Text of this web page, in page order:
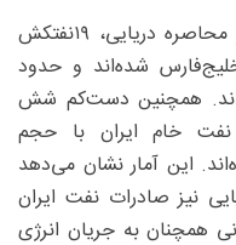
براساس گزارش ورتکسا، از زمان آغاز محاصره دریایی، ۱۹‌نفتکش
شده‌اند و حدود
همچنین دست‌کم شش
خام ایران با حجم
این آمار نشان می‌دهد
نیز صادرات نفت ایران
همچنان به جریان انرژی